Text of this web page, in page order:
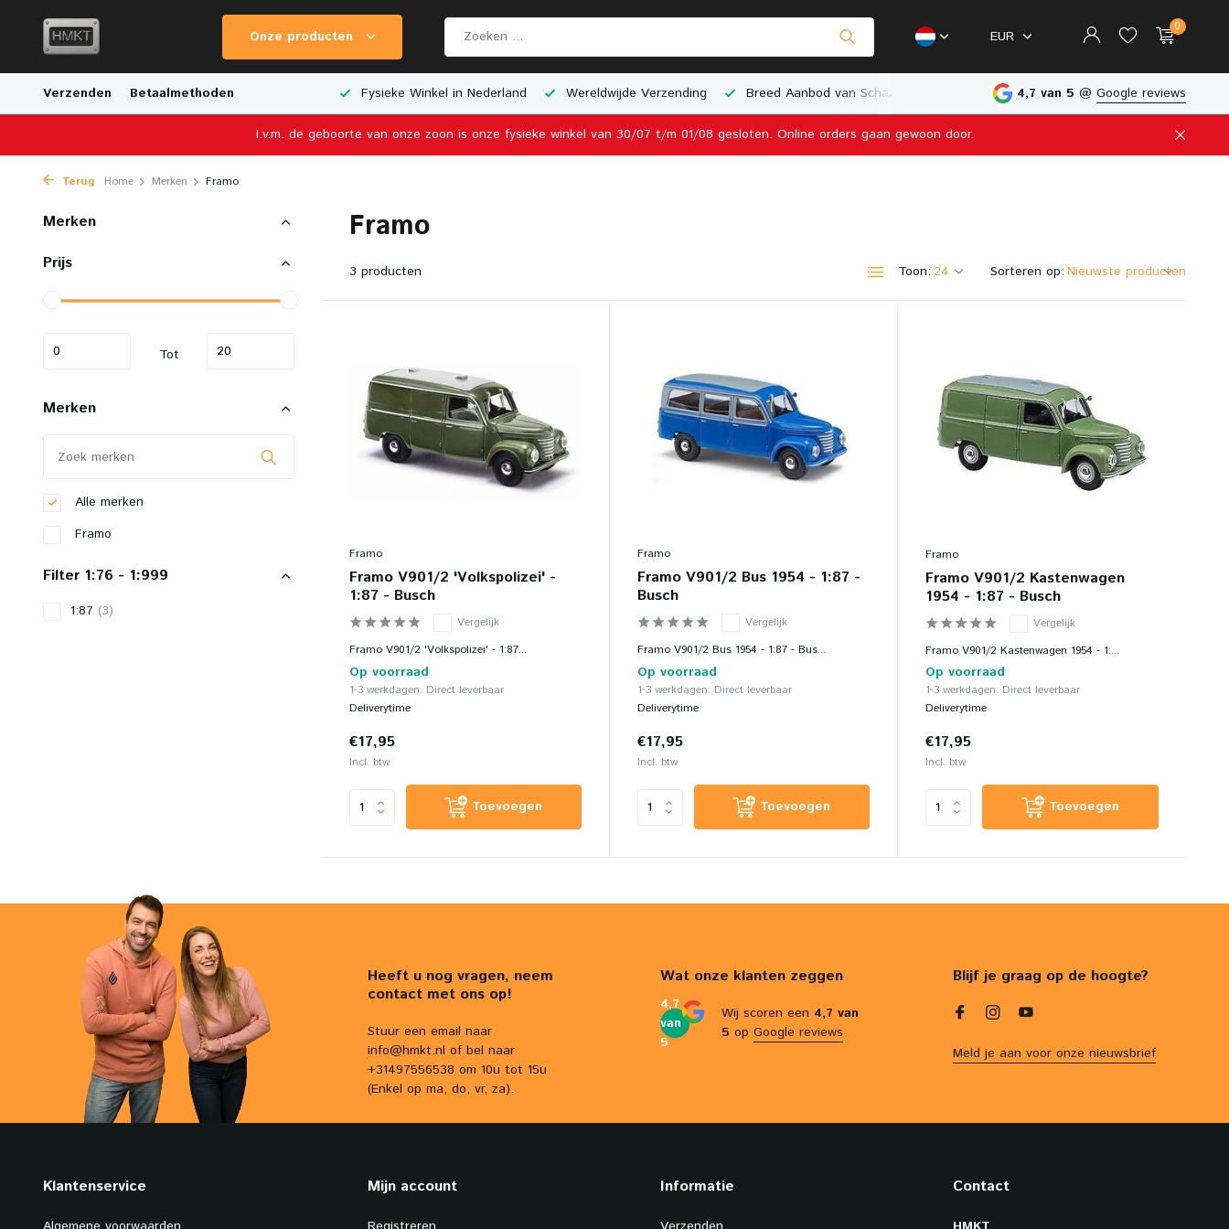
Onze producten EUR
0
Verzenden Betaalmethoden
Verzending Breed Aanbod van Schaalmodellen Fysieke Winkel in Nederland Wereldwijde Verzending Breed Aanbod van Schaalmodellen Fysieke Winkel in Nederland
4,7 van 5 @ Google reviews
I.v.m. de geboorte van onze zoon is onze fysieke winkel van 30/07 t/m 01/08 gesloten. Online orders gaan gewoon door.
Terug Home Merken Framo
Merken
Prijs
Tot
Merken
Alle merken
Framo
Filter 1:76 - 1:999
1:87 (3)
Framo
3 producten Toon: Sorteren op:
Framo
Framo V901/2 'Volkspolizei' -
1:87 - Busch
Vergelijk
Framo V901/2 'Volkspolizei' - 1:87...
Op voorraad
1-3 werkdagen: Direct leverbaar
Deliverytime
€17,95
Incl. btw
Toevoegen
Framo
Framo V901/2 Bus 1954 - 1:87 -
Busch
Vergelijk
Framo V901/2 Bus 1954 - 1:87 - Bus...
Op voorraad
1-3 werkdagen: Direct leverbaar
Deliverytime
€17,95
Incl. btw
Toevoegen
Framo
Framo V901/2 Kastenwagen
1954 - 1:87 - Busch
Vergelijk
Framo V901/2 Kastenwagen 1954 - 1:...
Op voorraad
1-3 werkdagen: Direct leverbaar
Deliverytime
€17,95
Incl. btw
Toevoegen
Heeft u nog vragen, neem
contact met ons op!
Stuur een email naar
info@hmkt.nl of bel naar
+31497556538 om 10u tot 15u
(Enkel op ma, do, vr, za).
Wat onze klanten zeggen
4,7
van
5
Wij scoren een 4,7 van
5 op Google reviews
Blijf je graag op de hoogte?
Meld je aan voor onze nieuwsbrief
Klantenservice Mijn account Informatie Contact